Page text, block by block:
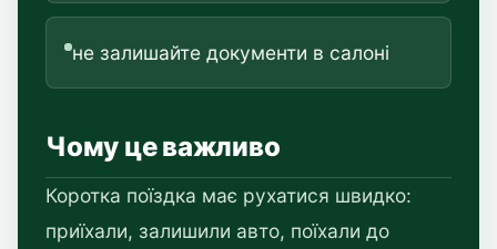
не залишайте документи в салоні
Чому це важливо
Коротка поїздка має рухатися швидко:
приїхали, залишили авто, поїхали до